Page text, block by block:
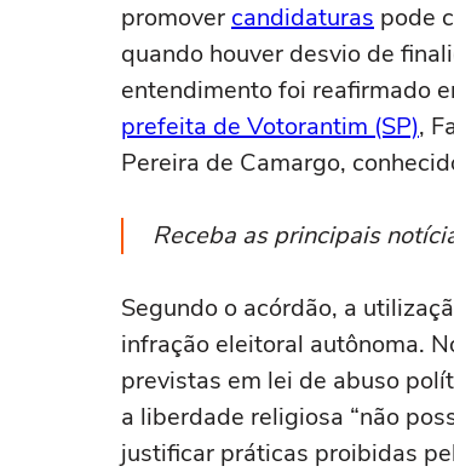
promover candidaturas pode
quando houver desvio de
entendimento foi reafirmado
prefeita de Votorantim (SP),
Pereira de Camargo,
Receba as principais
Segundo o acórdão, a
infração eleitoral autônoma.
previstas em lei de abuso
a liberdade religiosa “não
justificar práticas proibidas